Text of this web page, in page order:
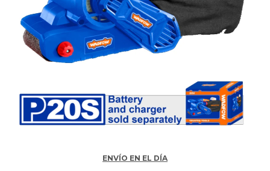
ENVÍO EN EL DÍA
Tecnología
Deportes
Camping